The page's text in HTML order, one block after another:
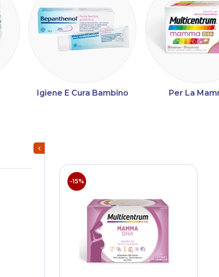
Igiene E Cura Bambino Per La
-15%
Mostra/Nascondi filtri